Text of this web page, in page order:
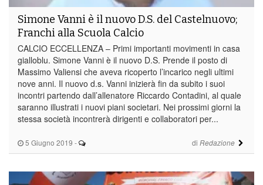
5 Giugno 2019 - di Redazione
Simone Vanni è il nuovo D.S. del Castelnuovo;
Franchi alla Scuola Calcio
CALCIO ECCELLENZA – Primi importanti movimenti in casa
gialloblu. Simone Vanni è il nuovo D.S. Prende il posto di
Massimo Valiensi che aveva ricoperto l’incarico negli ultimi
nove anni. Il nuovo d.s. Vanni inizierà fin da subito i suoi
incontri partendo dall’allenatore Riccardo Contadini, al quale
saranno illustrati i nuovi piani societari. Nei prossimi giorni la
stessa società incontrerà dirigenti e collaboratori per...